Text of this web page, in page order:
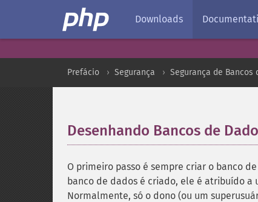
Downloads
Prefácio Segurança Segurança de Bancos
Desenhando Bancos de
O primeiro passo é sempre criar o banco
banco de dados é criado, ele é atribuído a
Normalmente, só o dono (ou um